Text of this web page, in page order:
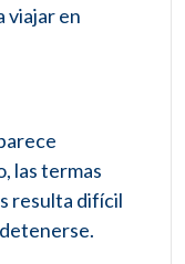
viajar en
las termas
resulta difícil